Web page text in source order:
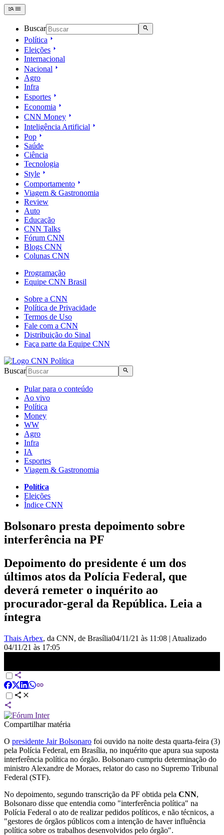
Buscar
Política
Eleições
Internacional
Nacional
Agro
Infra
Esportes
Economia
CNN Money
Inteligência Artificial
Pop
Saúde
Ciência
Tecnologia
Style
Comportamento
Viagem & Gastronomia
Review
Auto
Educação
CNN Talks
Fórum CNN
Blogs CNN
Colunas CNN
Programação
Equipe CNN Brasil
Sobre a CNN
Política de Privacidade
Termos de Uso
Fale com a CNN
Distribuição do Sinal
Faça parte da Equipe CNN
Buscar
Pular para o conteúdo
Ao vivo
Política
Money
WW
Agro
Infra
IA
Esportes
Viagem & Gastronomia
Política
Eleições
Índice CNN
Bolsonaro presta depoimento sobre
interferência na PF
Depoimento do presidente é um dos
últimos atos da Polícia Federal, que
deverá remeter o inquérito ao
procurador-geral da República. Leia a
íntegra
Thais Arbex, da CNN, de Brasília04/11/21 às 11:08 | Atualizado
04/11/21 às 17:05
Compartilhar matéria
O presidente Jair Bolsonaro foi ouvido na noite desta quarta-feira (3)
pela Polícia Federal, em Brasília, no inquérito que apura sua suposta
interferência política no órgão. Bolsonaro cumpriu determinação do
ministro Alexandre de Moraes, relator do caso no Supremo Tribunal
Federal (STF).
No depoimento, segundo transcrição da PF obtida pela CNN,
Bolsonaro disse que entendia como "interferência política" na
Polícia Federal o ato de realizar pedidos políticos, e não técnicos, a
"gestores de órgãos públicos com a intenção de haver influência
política sobre os trabalhos desenvolvidos pelo órgão".